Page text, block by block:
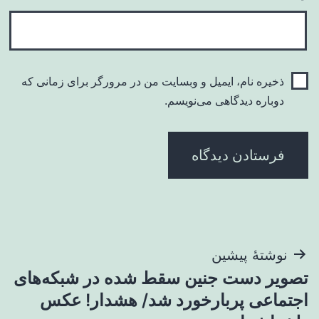
ذخیره نام، ایمیل و وبسایت من در مرورگر برای زمانی که
دوباره دیدگاهی می‌نویسم.
راهبری
نوشته
نوشتهٔ پیشین
تصویر دست جنین سقط شده در شبکه‌های
اجتماعی پربارخورد شد/ هشدار! عکس